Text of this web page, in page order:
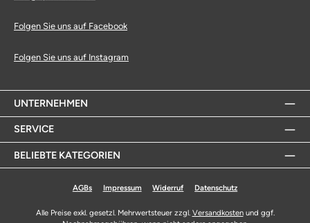
Folgen Sie uns auf Facebook
Folgen Sie uns auf Instagram
UNTERNEHMEN
SERVICE
BELIEBTE KATEGORIEN
AGBs Impressum Widerruf Datenschutz
Alle Preise exkl. gesetzl. Mehrwertsteuer zzgl. Versandkostenund ggf.